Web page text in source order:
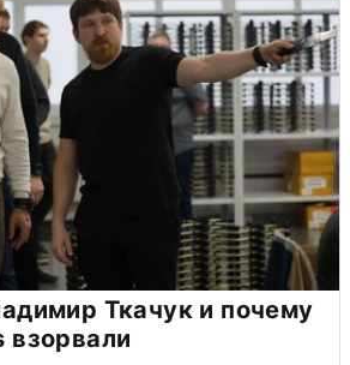
Ткачук и почему
взорвали